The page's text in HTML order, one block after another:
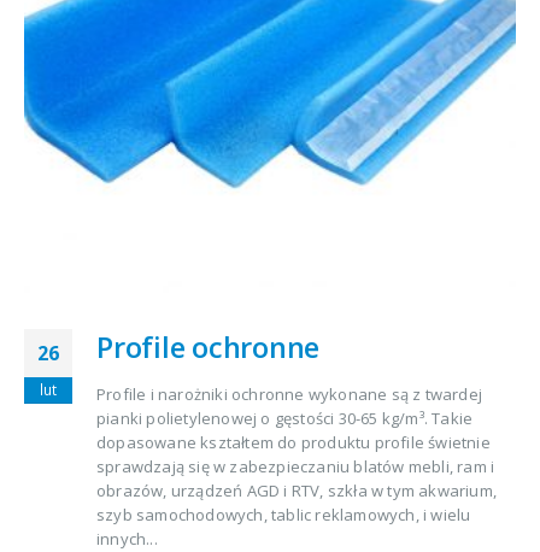
26
lut
Profile ochronne
Profile i narożniki ochronne wykonane są z twardej
pianki polietylenowej o gęstości 30-65 kg/m³. Takie
dopasowane kształtem do produktu profile świetnie
sprawdzają się w zabezpieczaniu blatów mebli, ram i
obrazów, urządzeń AGD i RTV, szkła w tym akwarium,
szyb samochodowych, tablic reklamowych, i wielu
innych...